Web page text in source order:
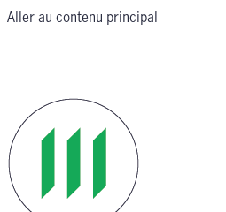
Aller au contenu principal